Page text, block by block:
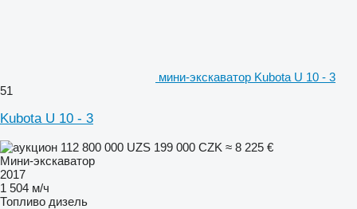
мини-экскаватор Kubota U 10 - 3
51
Kubota U 10 - 3
112 800 000 UZS 199 000 CZK ≈ 8 225 €
Мини-экскаватор
2017
1 504 м/ч
Топливо дизель